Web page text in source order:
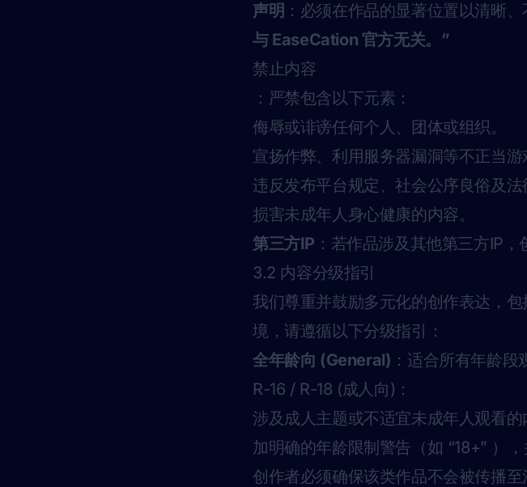
声明 ：必须在作品的显著位置以清晰
与 EaseCation 官方无关。”
禁止内容
：严禁包含以下元素：
侮辱或诽谤任何个人、团体或组织。
宣扬作弊、利用服务器漏洞等不正当游
违反发布平台规定、社会公序良俗及法
损害未成年人身心健康的内容。
第三方IP ：若作品涉及其他第三方IP，
3.2 内容分级指引
我们尊重并鼓励多元化的创作表达，
境，请遵循以下分级指引：
全年龄向 (General) ：适合所有年龄段
R-16 / R-18 (成人向)：
涉及成人主题或不适宜未成年人观看
加明确的年龄限制警告（如 “18+” ）
创作者必须确保该类作品不会被传播至